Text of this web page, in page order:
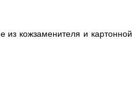
из кожзаменителя и картонной